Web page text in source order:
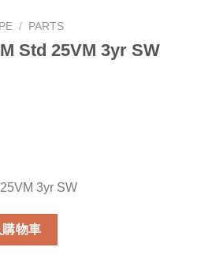
/ PARTS
Std 25VM 3yr SW
3yr SW
3yr SW (BD749A) 數量
購物車